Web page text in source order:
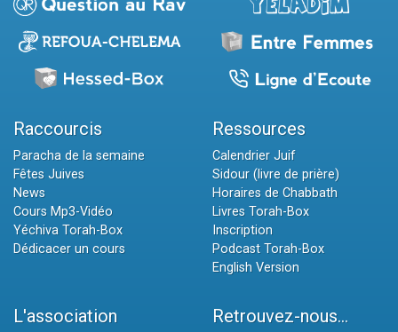
Raccourcis
Paracha de la semaine
Fêtes Juives
News
Cours Mp3-Vidéo
Yéchiva Torah-Box
Dédicacer un cours
Ressources
Calendrier Juif
Sidour (livre de prière)
Horaires de Chabbath
Livres Torah-Box
Inscription
Podcast Torah-Box
English Version
L'association Retrouvez-nous...